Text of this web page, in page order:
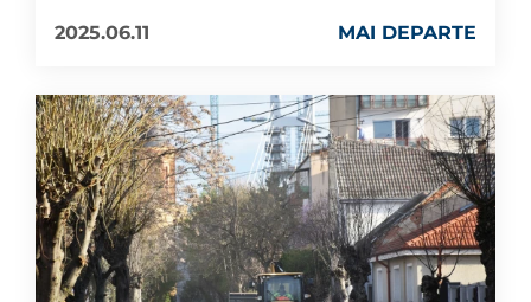
2025.06.11
MAI DEPARTE